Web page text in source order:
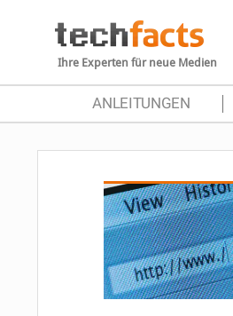
Ihre Experten für neue Medien
ANLEITUNGEN